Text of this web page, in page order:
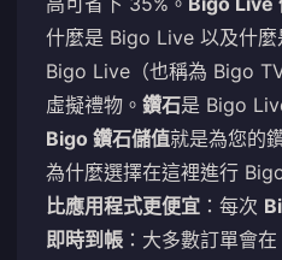
什麼是 Bigo Live 以及什麼
Bigo Live（也稱為 Bigo
虛擬禮物。 鑽石是 Bigo
Bigo 鑽石儲值就是為您的
為什麼選擇在這裡進行
比應用程式更便宜 ：每次
即時到帳 ：大多數訂單會